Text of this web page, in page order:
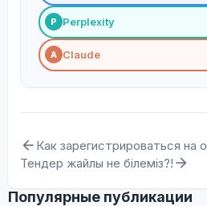
P Perplexity
A Claude
Как зарегистрироваться на
Тендер жайлы не білеміз?!
Популярные публикации